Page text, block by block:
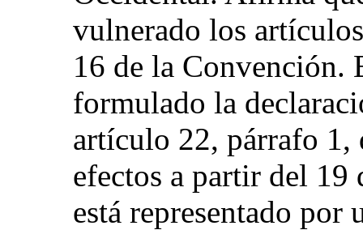
vulnerado los
16 de la Convención.
formulado la
artículo 22, párrafo 1,
efectos a partir del 19
está representado por